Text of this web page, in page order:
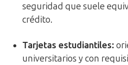
seguridad que suele
crédito.
Tarjetas estudiantiles:
universitarios y con